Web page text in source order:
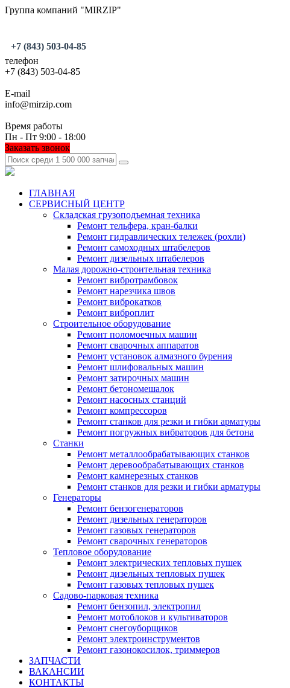
Группа компаний "MIRZIP"
+7 (843) 503-04-85
телефон
+7 (843) 503-04-85
E-mail
info@mirzip.com
Время работы
Пн - Пт 9:00 - 18:00
Заказать звонок
ГЛАВНАЯ
СЕРВИСНЫЙ ЦЕНТР
Складская грузоподъемная техника
Ремонт тельфера, кран-балки
Ремонт гидравлических тележек (рохли)
Ремонт самоходных штабелеров
Ремонт дизельных штабелеров
Малая дорожно-строительная техника
Ремонт вибротрамбовок
Ремонт нарезчика швов
Ремонт виброкатков
Ремонт виброплит
Строительное оборудование
Ремонт поломоечных машин
Ремонт сварочных аппаратов
Ремонт установок алмазного бурения
Ремонт шлифовальных машин
Ремонт затирочных машин
Ремонт бетономешалок
Ремонт насосных станций
Ремонт компрессоров
Ремонт станков для резки и гибки арматуры
Ремонт погружных вибраторов для бетона
Станки
Ремонт металлообрабатывающих станков
Ремонт деревообрабатывающих станков
Ремонт камнерезных станков
Ремонт станков для резки и гибки арматуры
Генераторы
Ремонт бензогенераторов
Ремонт дизельных генераторов
Ремонт газовых генераторов
Ремонт сварочных генераторов
Тепловое оборудование
Ремонт электрических тепловых пушек
Ремонт дизельных тепловых пушек
Ремонт газовых тепловых пушек
Садово-парковая техника
Ремонт бензопил, электропил
Ремонт мотоблоков и культиваторов
Ремонт снегоуборщиков
Ремонт электроинструментов
Ремонт газонокосилок, триммеров
ЗАПЧАСТИ
ВАКАНСИИ
КОНТАКТЫ